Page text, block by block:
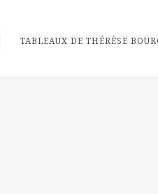
TABLEAUX DE THÉRÈSE